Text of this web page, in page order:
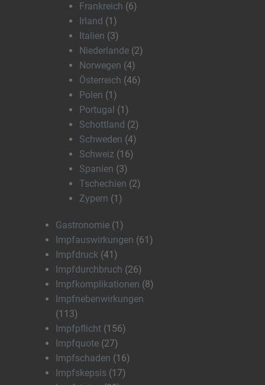
Frankreich (6)
Irland (1)
Italien (3)
Niederlande (2)
Norwegen (4)
Österreich (46)
Polen (1)
Portugal (1)
Schottland (2)
Schweden (4)
Schweiz (16)
Spanien (3)
Tschechien (2)
Zypern (1)
Gastronomie (1)
Impfauswirkungen (61)
Impfdruck (41)
Impfdurchbruch (26)
Impfkomplikationen (8)
Impfnebenwirkungen
(113)
Impfpflicht (156)
Impfquote (27)
Impfschaden (16)
Impfskepsis (17)